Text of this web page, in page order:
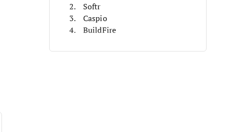
Softr
Caspio
BuildFire
Marvel